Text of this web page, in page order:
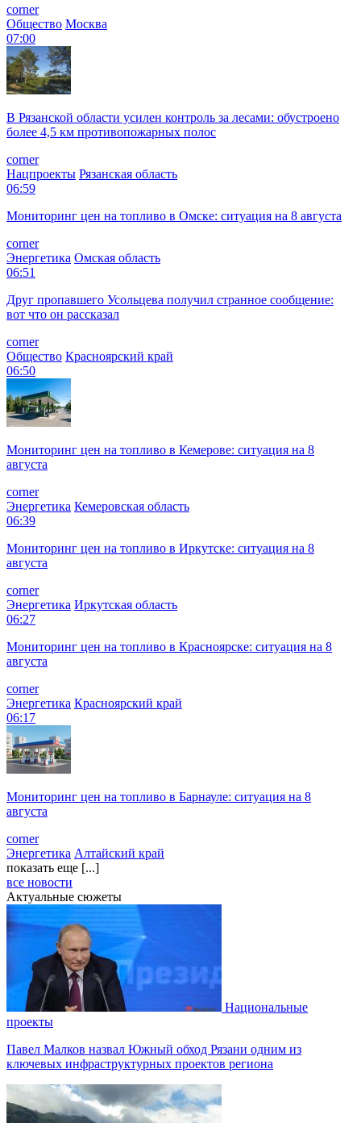
corner
Общество Москва
07:00
В Рязанской области усилен контроль за лесами: обустроено
более 4,5 км противопожарных полос
corner
Нацпроекты Рязанская область
06:59
Мониторинг цен на топливо в Омске: ситуация на 8 августа
corner
Энергетика Омская область
06:51
Друг пропавшего Усольцева получил странное сообщение:
вот что он рассказал
corner
Общество Красноярский край
06:50
Мониторинг цен на топливо в Кемерове: ситуация на 8
августа
corner
Энергетика Кемеровская область
06:39
Мониторинг цен на топливо в Иркутске: ситуация на 8
августа
corner
Энергетика Иркутская область
06:27
Мониторинг цен на топливо в Красноярске: ситуация на 8
августа
corner
Энергетика Красноярский край
06:17
Мониторинг цен на топливо в Барнауле: ситуация на 8
августа
corner
Энергетика Алтайский край
показать еще [...]
все новости
Актуальные сюжеты
Национальные
проекты
Павел Малков назвал Южный обход Рязани одним из
ключевых инфраструктурных проектов региона